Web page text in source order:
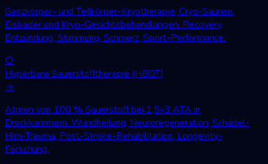
Ganzkörper- und Teilkörper-Kryotherapie, Cryo-Saunen,
Eisbäder und Kryo-Gesichtsbehandlungen. Recovery,
Entzündung, Stimmung, Schmerz, Sport-Performance.
○
Hyperbare Sauerstofftherapie (HBOT)
→
Atmen von 100 % Sauerstoff bei 1,5–3 ATA in
Druckkammern. Wundheilung, Neuroregeneration, Schädel-
Hirn-Trauma, Post-Stroke-Rehabilitation, Longevity-
Forschung.